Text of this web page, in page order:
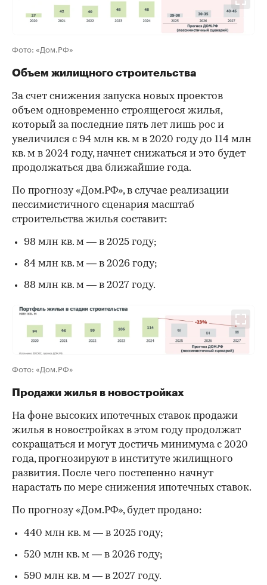
Фото: «Дом.РФ»
Объем жилищного строительства
За счет снижения запуска новых проектов
объем одновременно строящегося жилья,
который за последние пять лет лишь рос и
увеличился с 94 млн кв. м в 2020 году до 114 млн
кв. м в 2024 году, начнет снижаться и это будет
продолжаться два ближайшие года.
По прогнозу «Дом.РФ», в случае реализации
пессимистичного сценария масштаб
строительства жилья составит:
98 млн кв. м — в 2025 году;
84 млн кв. м — в 2026 году;
88 млн кв. м — в 2027 году.
Фото: «Дом.РФ»
Продажи жилья в новостройках
На фоне высоких ипотечных ставок продажи
жилья в новостройках в этом году продолжат
сокращаться и могут достичь минимума с 2020
года, прогнозируют в институте жилищного
развития. После чего постепенно начнут
нарастать по мере снижения ипотечных ставок.
По прогнозу «Дом.РФ», будет продано:
440 млн кв. м — в 2025 году;
520 млн кв. м — в 2026 году;
590 млн кв. м — в 2027 году.